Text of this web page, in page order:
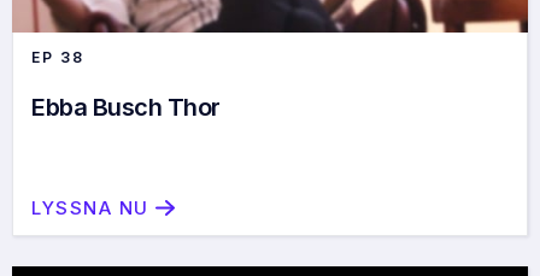
EP 38
Ebba Busch Thor
LYSSNA NU